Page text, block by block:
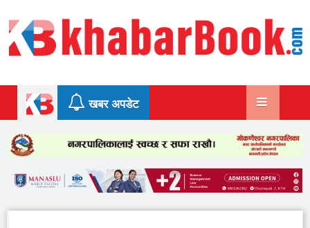
to
content
खबर अपडेट